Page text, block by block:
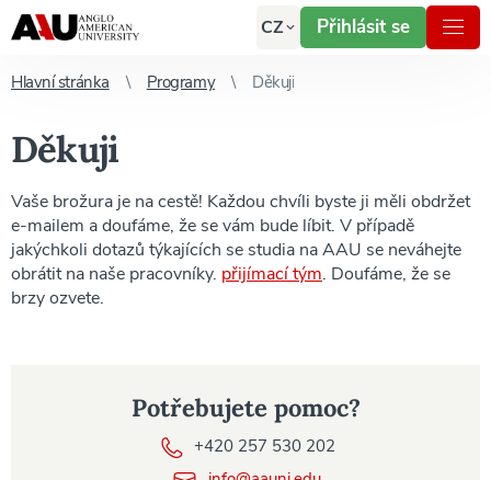
CZ Přihlásit se
Hlavní stránka Programy Děkuji
Děkuji
Vaše brožura je na cestě! Každou chvíli byste ji měli obdržet
e-mailem a doufáme, že se vám bude líbit. V případě
jakýchkoli dotazů týkajících se studia na AAU se neváhejte
obrátit na naše pracovníky. přijímací tým. Doufáme, že se
brzy ozvete.
Potřebujete pomoc?
+420 257 530 202